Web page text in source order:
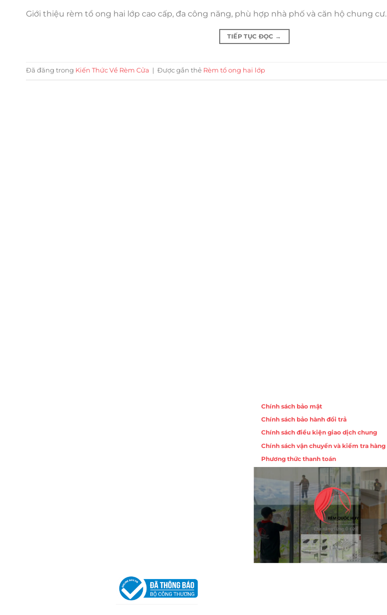
Giới thiệu rèm tổ ong hai lớp cao cấp, đa công năng, phù hợp nhà phố và căn hộ chung cư.
TIẾP TỤC ĐỌC →
Đã đăng trong Kiến Thức Về Rèm Cửa | Được gắn thẻ Rèm tổ ong hai lớp
Chính sách bảo mật
Chính sách bảo hành đổi trả
Chính sách điều kiện giao dịch chung
Chính sách vận chuyển và kiểm tra hàng
Phương thức thanh toán